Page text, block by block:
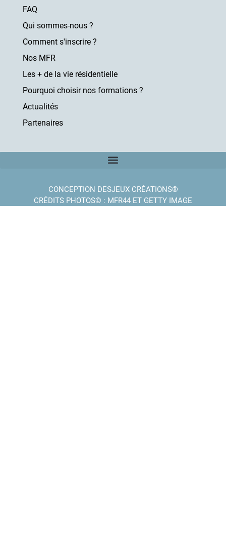
FAQ
Qui sommes-nous ?
Comment s'inscrire ?
Nos MFR
Les + de la vie résidentielle
Pourquoi choisir nos formations ?
Actualités
Partenaires
CONCEPTION DESJEUX CRÉATIONS®
CRÉDITS PHOTOS© : MFR44 ET GETTY IMAGE